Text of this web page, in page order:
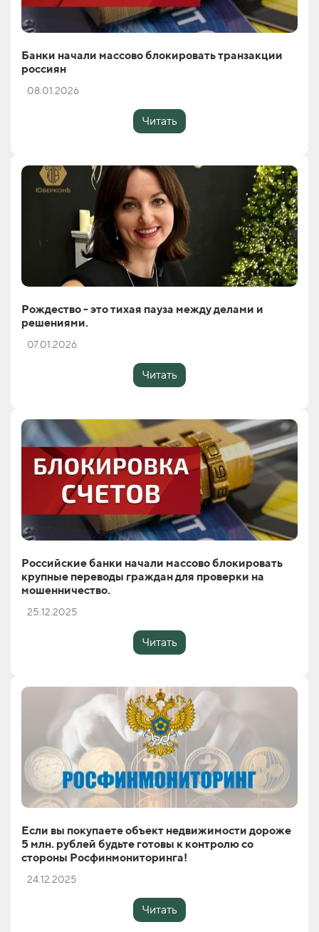
Банки начали массово блокировать транзакции
россиян
08.01.2026
Читать
Рождество - это тихая пауза между делами и
решениями.
07.01.2026
Читать
Российские банки начали массово блокировать
крупные переводы граждан для проверки на
мошенничество.
25.12.2025
Читать
Если вы покупаете объект недвижимости дороже
5 млн. рублей будьте готовы к контролю со
стороны Росфинмониторинга!
24.12.2025
Читать